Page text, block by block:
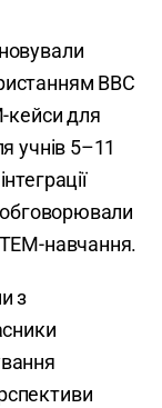
BBC
кейси для
учнів 5–11
навчання.
з